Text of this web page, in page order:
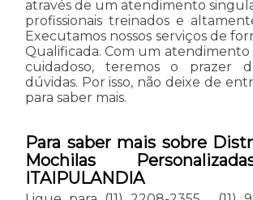
através de um atendimento
profissionais treinados e
Executamos nossos serviços de
Qualificada. Com um atendimento
cuidadoso, teremos o prazer
dúvidas. Por isso, não deixe de
para saber mais.
Para saber mais sobre
Mochilas
ITAIPULANDIA